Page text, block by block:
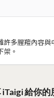
許多腥羶內容與
架。
給你的